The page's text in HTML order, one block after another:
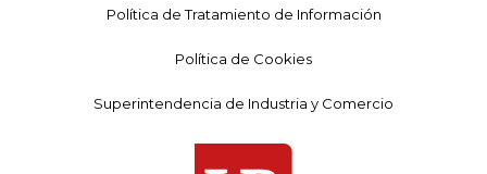
Política de Tratamiento de Información
Política de Cookies
Superintendencia de Industria y Comercio